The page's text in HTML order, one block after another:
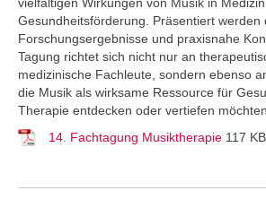
Gesundheitsförderung. Präsentiert werden
Forschungsergebnisse und praxisnahe
Tagung richtet sich nicht nur an
medizinische Fachleute, sondern ebenso
die Musik als wirksame Ressource für
Therapie entdecken oder vertiefen möchten
14. Fachtagung Musiktherapie 117 KB